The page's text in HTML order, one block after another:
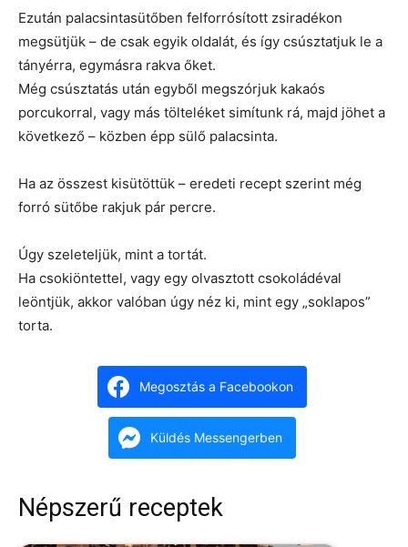
Ezután palacsintasütőben felforrósított zsiradékon
megsütjük – de csak egyik oldalát, és így csúsztatjuk le a
tányérra, egymásra rakva őket.
Még csúsztatás után egyből megszórjuk kakaós
porcukorral, vagy más tölteléket simítunk rá, majd jöhet a
következő – közben épp sülő palacsinta.
Ha az összest kisütöttük – eredeti recept szerint még
forró sütőbe rakjuk pár percre.
Úgy szeleteljük, mint a tortát.
Ha csokiöntettel, vagy egy olvasztott csokoládéval
leöntjük, akkor valóban úgy néz ki, mint egy „soklapos”
torta.
Megosztás a Facebookon
Küldés Messengerben
Népszerű receptek